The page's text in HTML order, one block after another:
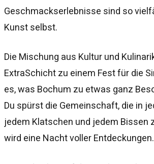
Geschmackserlebnisse sind so
Kunst selbst.
Die Mischung aus Kultur und
ExtraSchicht zu einem Fest für die
es, was Bochum zu etwas ganz
Du spürst die Gemeinschaft, die in
jedem Klatschen und jedem Bissen
wird eine Nacht voller Entdeckungen.